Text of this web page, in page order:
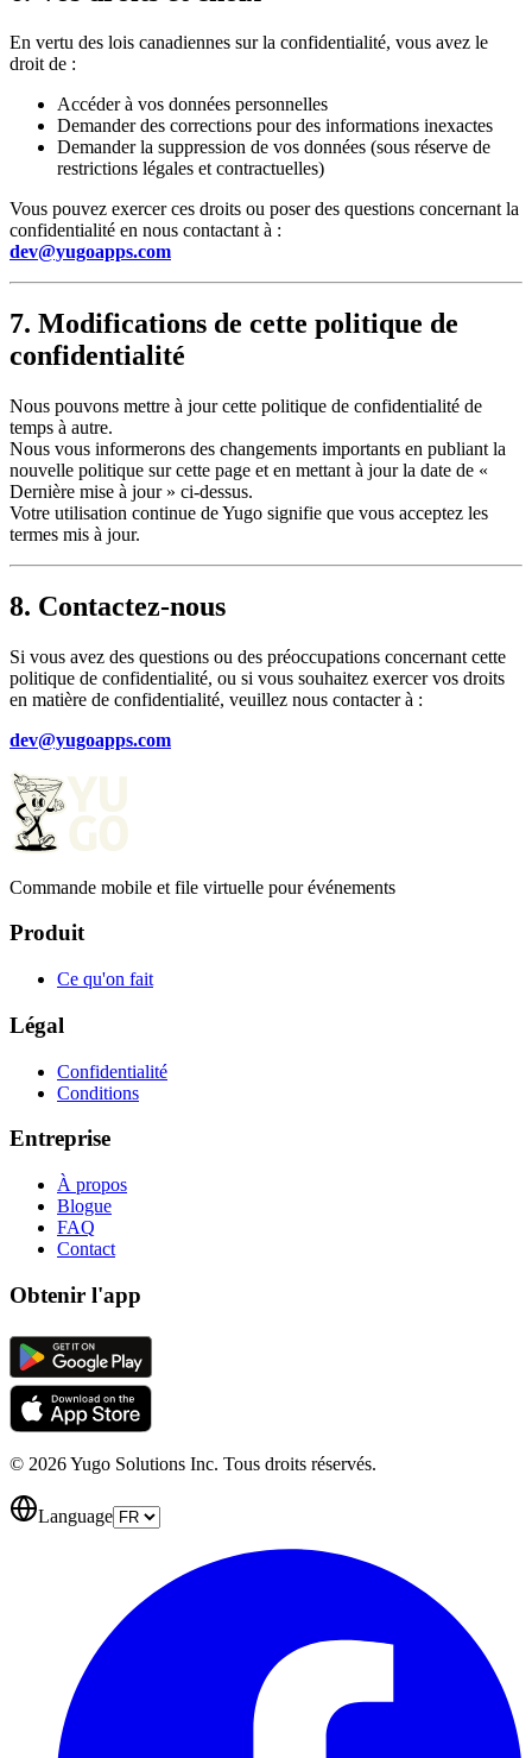
En vertu des lois canadiennes sur la confidentialité, vous avez le
droit de :
Accéder à vos données personnelles
Demander des corrections pour des informations inexactes
Demander la suppression de vos données (sous réserve de
restrictions légales et contractuelles)
Vous pouvez exercer ces droits ou poser des questions concernant la
confidentialité en nous contactant à :
dev@yugoapps.com
7. Modifications de cette politique de
confidentialité
Nous pouvons mettre à jour cette politique de confidentialité de
temps à autre.
Nous vous informerons des changements importants en publiant la
nouvelle politique sur cette page et en mettant à jour la date de «
Dernière mise à jour » ci-dessus.
Votre utilisation continue de Yugo signifie que vous acceptez les
termes mis à jour.
8. Contactez-nous
Si vous avez des questions ou des préoccupations concernant cette
politique de confidentialité, ou si vous souhaitez exercer vos droits
en matière de confidentialité, veuillez nous contacter à :
dev@yugoapps.com
Commande mobile et file virtuelle pour événements
Produit
Ce qu'on fait
Légal
Confidentialité
Conditions
Entreprise
À propos
Blogue
FAQ
Contact
Obtenir l'app
© 2026 Yugo Solutions Inc. Tous droits réservés.
Language